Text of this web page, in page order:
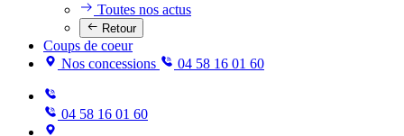
Toutes nos actus
Retour
Coups de coeur
Nos concessions
04 58 16 01 60
04 58 16 01 60